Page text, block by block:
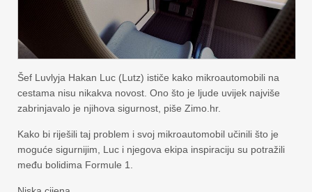
Šef Luvlyja Hakan Luc (Lutz) ističe kako mikroautomobili na
cestama nisu nikakva novost. Ono što je ljude uvijek najviše
zabrinjavalo je njihova sigurnost, piše Zimo.hr.
Kako bi riješili taj problem i svoj mikroautomobil učinili što je
moguće sigurnijim, Luc i njegova ekipa inspiraciju su potražili
među bolidima Formule 1.